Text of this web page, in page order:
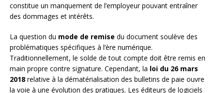
constitue un manquement de l’employeur pouvant entraîner
des dommages et intérêts.
La question du mode de remise du document soulève des
problématiques spécifiques à l’ère numérique.
Traditionnellement, le solde de tout compte doit être remis en
main propre contre signature. Cependant, la loi du 26 mars
2018 relative à la dématérialisation des bulletins de paie ouvre
la voie à une évolution des pratiques. Les éditeurs de logiciels